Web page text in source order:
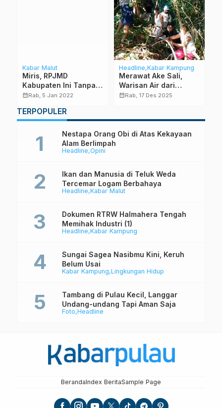
Kabar Malut
Miris, RPJMD
Kabupaten Ini Tanpa
KLHS
calendar_monthRab, 5 Jan 2022
Headline Kabar Kampung
Merawat Ake Sali,
Warisan Air dari
Kampung Tua yang
calendar_monthRab, 17 Des 2025
TERPOPULER
Headline Opini
Nestapa Orang Obi di Atas Kekayaan
Alam Berlimpah
Headline Kabar Malut
Ikan dan Manusia di Teluk Weda
Tercemar Logam Berbahaya
Headline Kabar Kampung
Dokumen RTRW Halmahera Tengah
Memihak Industri (1)
Kabar Kampung Lingkungan Hidup
Sungai Sagea Nasibmu Kini, Keruh
Belum Usai
Foto Headline
Tambang di Pulau Kecil, Langgar
Undang-undang Tapi Aman Saja
BerandaIndex BeritaSample Page